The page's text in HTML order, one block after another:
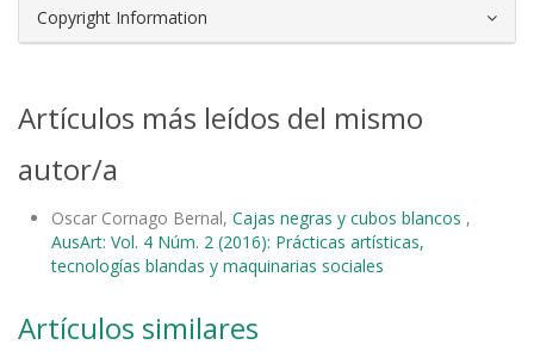
Copyright Information
Artículos más leídos del mismo
autor/a
Oscar Cornago Bernal, Cajas negras y cubos blancos ,
AusArt: Vol. 4 Núm. 2 (2016): Prácticas artísticas,
tecnologías blandas y maquinarias sociales
Artículos similares